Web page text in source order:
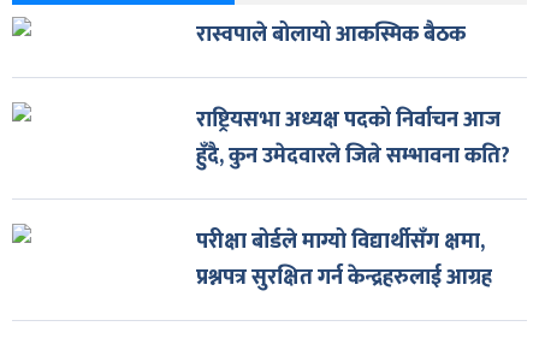
रास्वपाले बोलायो आकस्मिक बैठक
राष्ट्रियसभा अध्यक्ष पदको निर्वाचन आज
हुँदै, कुन उमेदवारले जित्ने सम्भावना कति?
परीक्षा बोर्डले माग्यो विद्यार्थीसँग क्षमा,
प्रश्नपत्र सुरक्षित गर्न केन्द्रहरुलाई आग्रह